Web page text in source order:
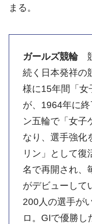
まる。
ガールズ競輪
続く日本発祥の
様に15年間「女
が、1964年に
ン五輪で「女子
なり、選手強化
リン」として復
名で再開され、
がデビューして
200人の選手が
ロ。GIで優勝し